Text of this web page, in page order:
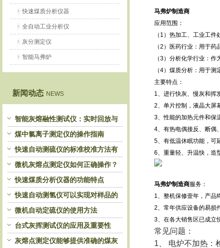
快速煤质分析仪器
全自动工业分析仪
灰分测定仪
智能马弗炉
新闻动态 NEWS
智能灰熔融性测试仪：实时回放与
历史分析，解锁灰熔特性精准洞察
煤中氯离子测定仪的操作指南
快速自动测硫仪的标准校准方法有
哪些？
微机灰熔点测定仪如何正确操作？
快速煤质分析仪器的功能特点
快速自动测氢仪可以实现对样品的
自动处理和检测
微机自动定硫仪的使用方法
台式灰挥测试仪的应用及重要性
灰熔点测定仪能够提供准确的煤灰
马弗炉制造商
应用范围：
（1）热加工、工业工
（2）医药行业：用于
（3）分析化学行业：
（4）煤质分析：用于
主要特点：
1、进行快灰、慢灰和挥
2、单片控制，液晶大屏
3、性能的加热元件和保
4、有热电偶接反、断
5、有低温休眠功能，可
6、重量轻、升温快，造
马弗炉制造商服务：
1、整机保修壹年，产品
2、常年供应设备的易损
3、在各大销售区已成立
常见问题：
1、 电炉不加热：